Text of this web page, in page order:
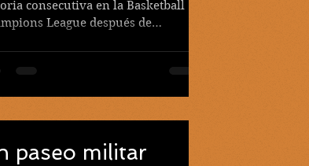
consecutiva en la Basketball
League después de
paseo militar